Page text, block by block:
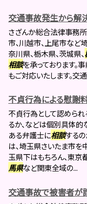
交通事故発生から解
さざんか総合法律事務
市、川越市、上尾市など
奈川県、栃木県、茨城県、
相談を承っております。
もご対応いたします。交
不貞行為による慰謝
不貞行為として認めら
るか、などは個別具体的
ある弁護士に相談する
は、埼玉県さいたま市を
玉県下はもちろん、東京
馬県など関東全域の...
交通事故で被害者が